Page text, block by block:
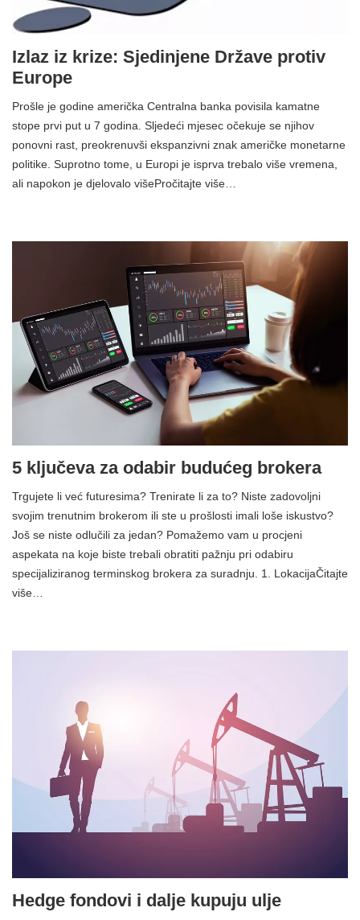
Izlaz iz krize: Sjedinjene Države protiv
Europe
Prošle je godine američka Centralna banka povisila kamatne
stope prvi put u 7 godina. Sljedeći mjesec očekuje se njihov
ponovni rast, preokrenuvši ekspanzivni znak američke monetarne
politike. Suprotno tome, u Europi je isprva trebalo više vremena,
ali napokon je djelovalo višePročitajte više…
5 ključeva za odabir budućeg brokera
Trgujete li već futuresima? Trenirate li za to? Niste zadovoljni
svojim trenutnim brokerom ili ste u prošlosti imali loše iskustvo?
Još se niste odlučili za jedan? Pomažemo vam u procjeni
aspekata na koje biste trebali obratiti pažnju pri odabiru
specijaliziranog terminskog brokera za suradnju. 1. LokacijaČitajte
više…
Hedge fondovi i dalje kupuju ulje